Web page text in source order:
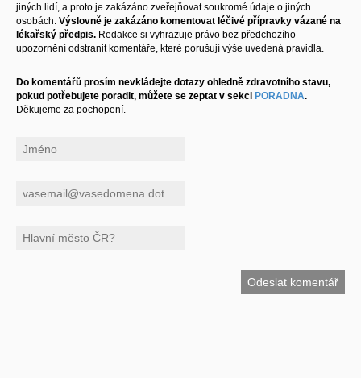
jiných lidí, a proto je zakázáno zveřejňovat soukromé údaje o jiných
osobách. Výslovně je zakázáno komentovat léčivé přípravky vázané na
lékařský předpis. Redakce si vyhrazuje právo bez předchozího
upozornění odstranit komentáře, které porušují výše uvedená pravidla.
Do komentářů prosím nevkládejte dotazy ohledně zdravotního stavu,
pokud potřebujete poradit, můžete se zeptat v sekci PORADNA.
Děkujeme za pochopení.